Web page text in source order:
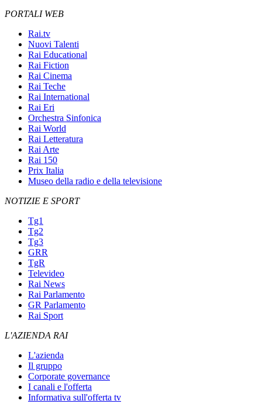
PORTALI WEB
Rai.tv
Nuovi Talenti
Rai Educational
Rai Fiction
Rai Cinema
Rai Teche
Rai International
Rai Eri
Orchestra Sinfonica
Rai World
Rai Letteratura
Rai Arte
Rai 150
Prix Italia
Museo della radio e della televisione
NOTIZIE E SPORT
Tg1
Tg2
Tg3
GRR
TgR
Televideo
Rai News
Rai Parlamento
GR Parlamento
Rai Sport
L'AZIENDA RAI
L'azienda
Il gruppo
Corporate governance
I canali e l'offerta
Informativa sull'offerta tv